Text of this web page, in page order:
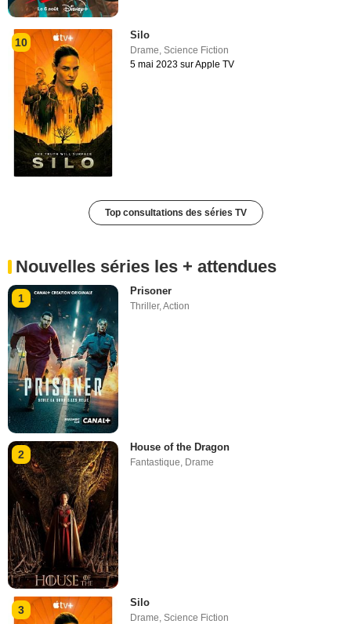
10
Silo
Drame,Science Fiction
5 mai 2023 sur Apple TV
Top consultations des séries TV
Nouvelles séries les + attendues
1
Prisoner
Thriller,Action
2
House of the Dragon
Fantastique Drame
3
Silo
Drame,Science Fiction